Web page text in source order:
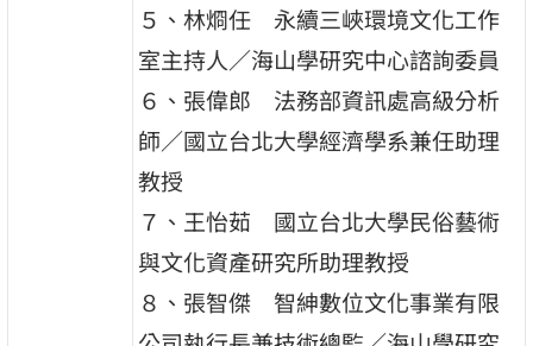
５、林烱任 永續三峽環境文化工作
室主持人／海山學研究中心諮詢委員
６、張偉郎 法務部資訊處高級分析
師／國立台北大學經濟學系兼任助理
教授
７、王怡茹 國立台北大學民俗藝術
與文化資產研究所助理教授
８、張智傑 智紳數位文化事業有限